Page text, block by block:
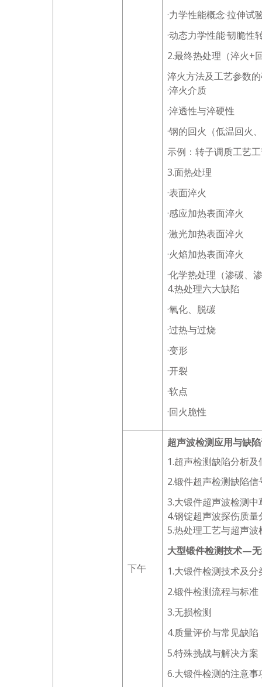
·力学性能概念·拉伸试
·动态力学性能·韧脆性
2.最终热处理（淬火+
淬火方法及工艺参数
·淬火介质
·淬透性与淬硬性
·钢的回火（低温回火
示例：转子调质工艺
3.面热处理
·表面淬火
·感应加热表面淬火
·激光加热表面淬火
·火焰加热表面淬火
·化学热处理（渗碳、
4.热处理六大缺陷
·氧化、脱碳
·过热与过烧
·变形
·开裂
·软点
·回火脆性
下午
超声波检测应用与缺
1.超声检测缺陷分析及
2.锻件超声检测缺陷
3.大锻件超声波检测
4.钢锭超声波探伤质
5.热处理工艺与超声
大型锻件检测技术—
1.大锻件检测技术及分
2.锻件检测流程与标准
3.无损检测
4.质量评价与常见缺陷
5.特殊挑战与解决方案
6.大锻件检测的注意事